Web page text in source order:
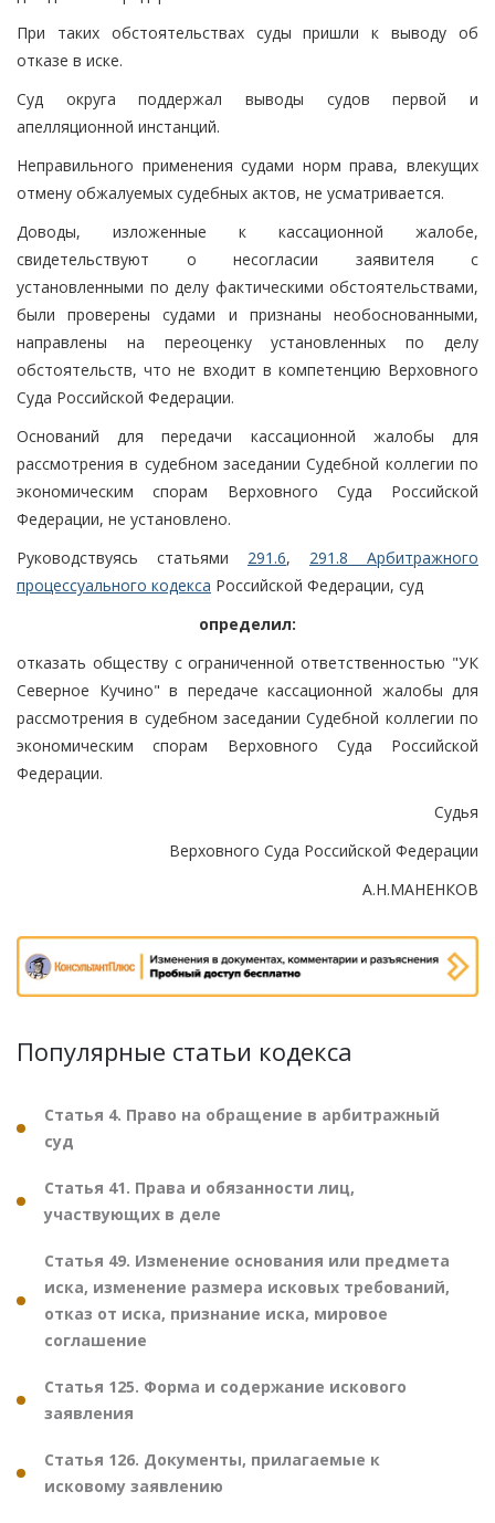
При таких обстоятельствах суды пришли к выводу об
отказе в иске.
Суд округа поддержал выводы судов первой и
апелляционной инстанций.
Неправильного применения судами норм права, влекущих
отмену обжалуемых судебных актов, не усматривается.
Доводы, изложенные к кассационной жалобе,
свидетельствуют о несогласии заявителя с
установленными по делу фактическими обстоятельствами,
были проверены судами и признаны необоснованными,
направлены на переоценку установленных по делу
обстоятельств, что не входит в компетенцию Верховного
Суда Российской Федерации.
Оснований для передачи кассационной жалобы для
рассмотрения в судебном заседании Судебной коллегии по
экономическим спорам Верховного Суда Российской
Федерации, не установлено.
Руководствуясь статьями 291.6, 291.8 Арбитражного
процессуального кодекса Российской Федерации, суд
определил:
отказать обществу с ограниченной ответственностью "УК
Северное Кучино" в передаче кассационной жалобы для
рассмотрения в судебном заседании Судебной коллегии по
экономическим спорам Верховного Суда Российской
Федерации.
Судья
Верховного Суда Российской Федерации
А.Н.МАНЕНКОВ
Популярные статьи кодекса
Статья 4. Право на обращение в арбитражный
суд
Статья 41. Права и обязанности лиц,
участвующих в деле
Статья 49. Изменение основания или предмета
иска, изменение размера исковых требований,
отказ от иска, признание иска, мировое
соглашение
Статья 125. Форма и содержание искового
заявления
Статья 126. Документы, прилагаемые к
исковому заявлению